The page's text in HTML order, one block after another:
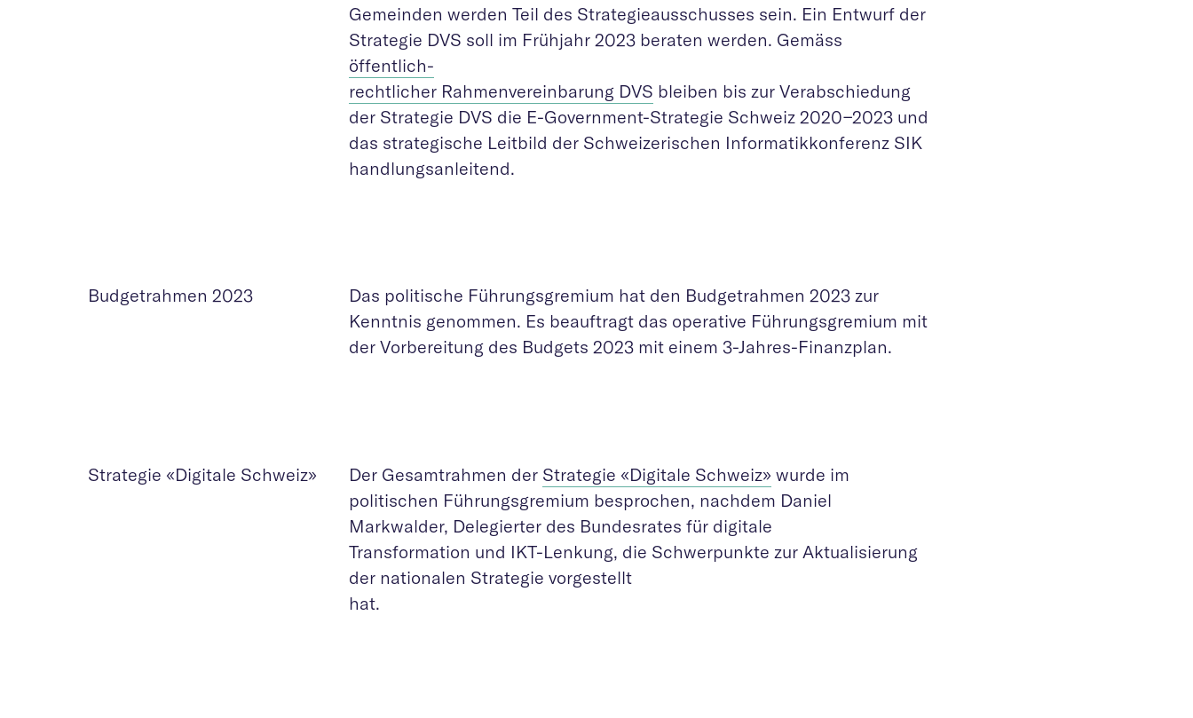
Gemeinden werden Teil des Strategieausschusses sein. Ein Entwurf der
Strategie DVS soll im Frühjahr 2023 beraten werden. Gemäss
öffentlich-
rechtlicher Rahmenvereinbarung DVS bleiben bis zur Verabschiedung
der Strategie DVS die E-Government-Strategie Schweiz 2020−2023 und
das strategische Leitbild der Schweizerischen Informatikkonferenz SIK
handlungsanleitend.
Budgetrahmen 2023
Das politische Führungsgremium hat den Budgetrahmen 2023 zur
Kenntnis genommen. Es beauftragt das operative Führungsgremium mit
der Vorbereitung des Budgets 2023 mit einem 3-Jahres-Finanzplan.
Strategie «Digitale Schweiz» Der Gesamtrahmen der Strategie «Digitale Schweiz» wurde im
politischen Führungsgremium besprochen, nachdem Daniel
Markwalder, Delegierter des Bundesrates für digitale
Transformation und IKT-Lenkung, die Schwerpunkte zur Aktualisierung
der nationalen Strategie vorgestellt
hat.